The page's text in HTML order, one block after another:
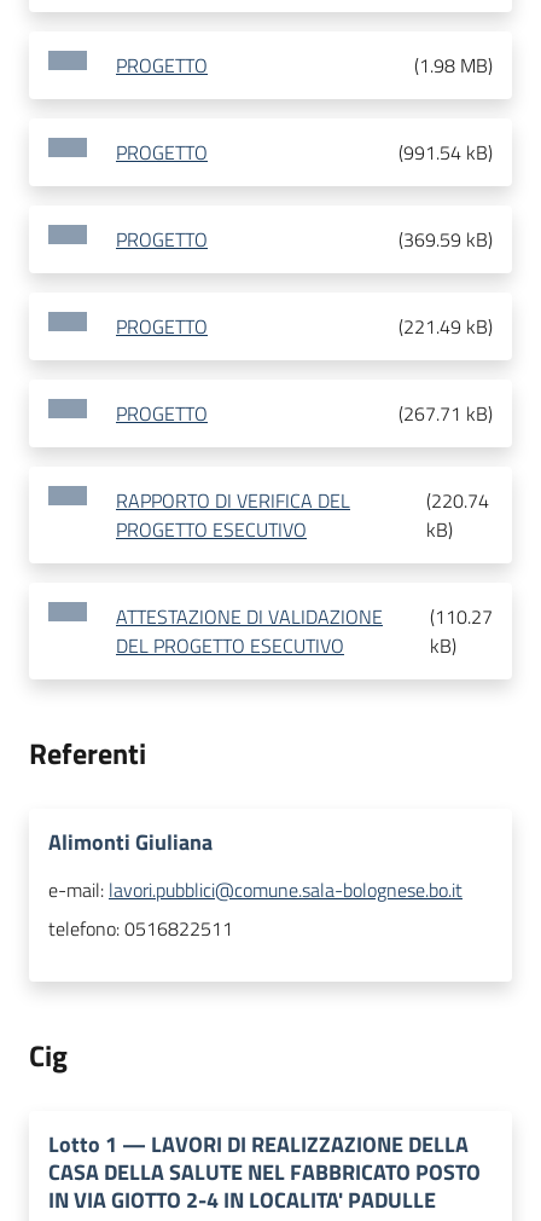
PROGETTO (1.98 MB)
PROGETTO (991.54 kB)
PROGETTO (369.59 kB)
PROGETTO (221.49 kB)
PROGETTO (267.71 kB)
RAPPORTO DI VERIFICA DEL
PROGETTO ESECUTIVO
(220.74
kB)
ATTESTAZIONE DI VALIDAZIONE
DEL PROGETTO ESECUTIVO
(110.27
kB)
Referenti
Alimonti Giuliana
e-mail: lavori.pubblici@comune.sala-bolognese.bo.it
telefono:0516822511
Cig
Lotto 1 — LAVORI DI REALIZZAZIONE DELLA
CASA DELLA SALUTE NEL FABBRICATO POSTO
IN VIA GIOTTO 2-4 IN LOCALITA' PADULLE